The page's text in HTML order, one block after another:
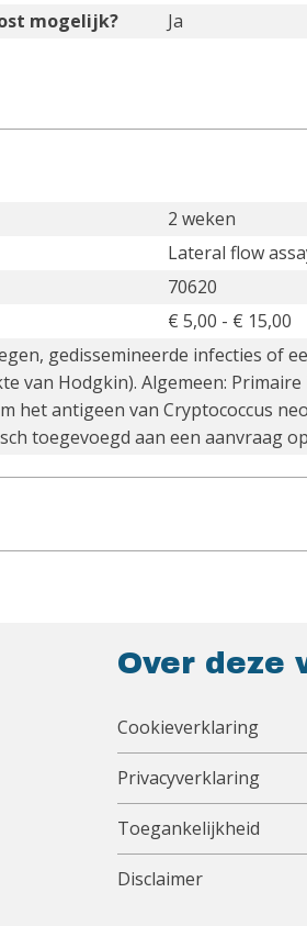
mogelijk?
Ja
2 weken
Lateral flow
70620
€ 5,00 - € 15,00
gedissemineerde infecties of
van Hodgkin). Algemeen:
het antigeen van Cryptococcus
toegevoegd aan een aanvraag
Over deze
Cookieverklaring
Privacyverklaring
Toegankelijkheid
Disclaimer